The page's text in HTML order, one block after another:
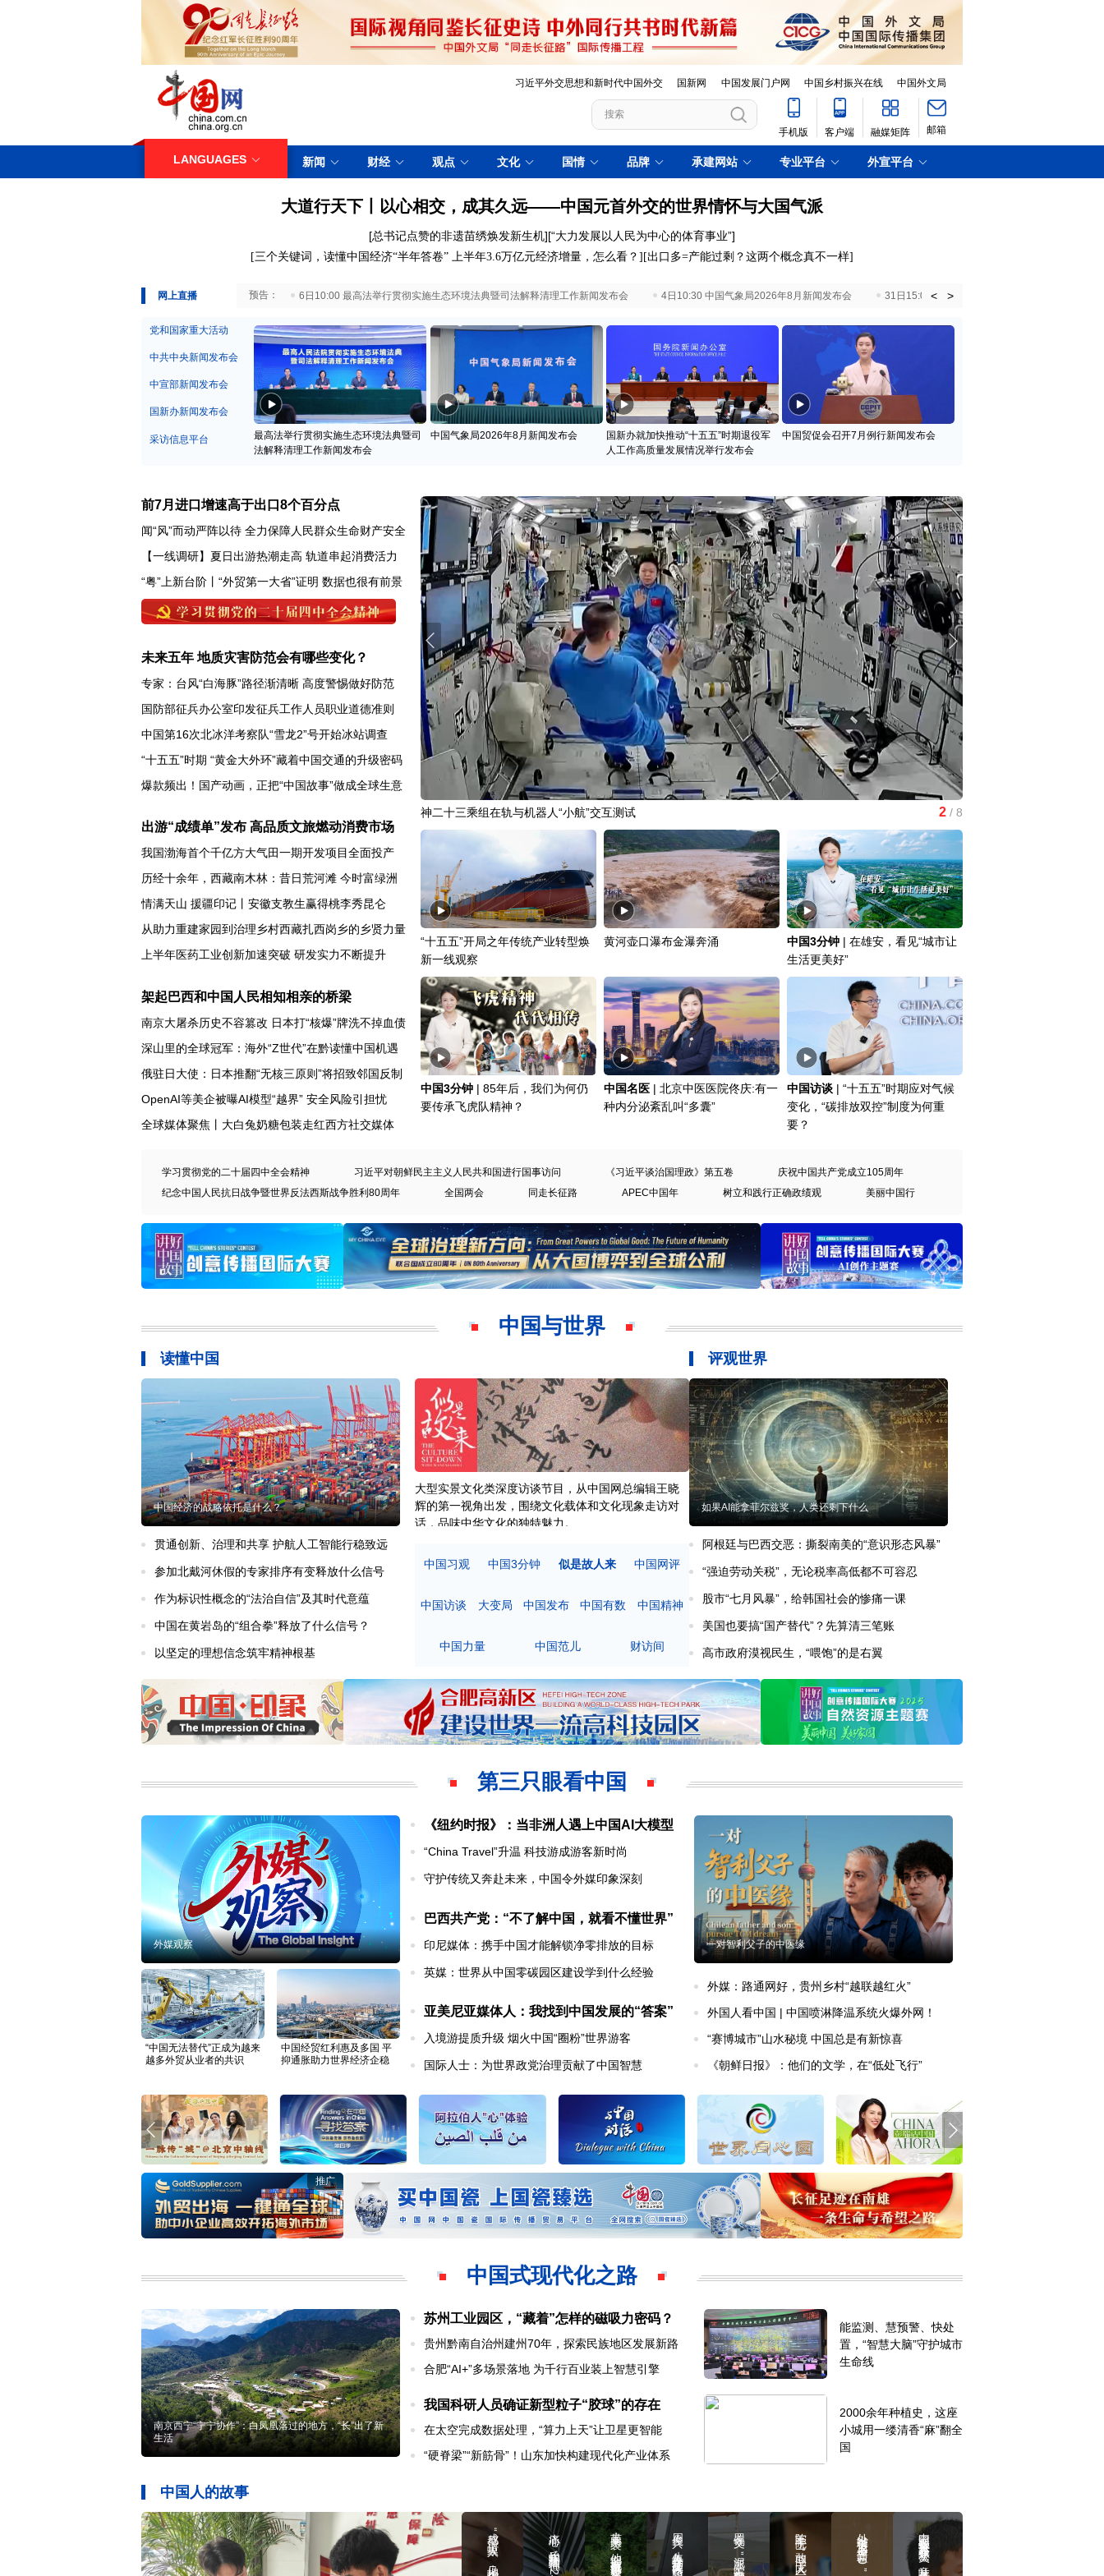
习近平外交思想和新时代中国外交 国新网 中国发展门户网 中国乡村振兴在线 中国外文局
手机版 客户端 融媒矩阵 邮箱
LANGUAGES 新闻 财经 观点 文化 国情 品牌 承建网站 专业平台 外宣平台
大道行天下丨以心相交，成其久远——中国元首外交的世界情怀与大国气派
[总书记点赞的非遗苗绣焕发新生机][“大力发展以人民为中心的体育事业”]
[三个关键词，读懂中国经济“半年答卷” 上半年3.6万亿元经济增量，怎么看？ ][出口多=产能过剩？这两个概念真不一样]
网上直播
29日10:00 国务院台湾事务办公室7月29日举行新闻发布会 6日10:00 最高法举行贯彻实施生态环境法典暨司法解释清理工作新闻发布会 4日10:30 中国气象局2026年8月新闻发布会 31日15:00 国新办就加快推动“十五五”时期退役
< >
党和国家重大活动
中共中央新闻发布会
中宣部新闻发布会
国新办新闻发布会
采访信息平台
最高法举行贯彻实施生态环境法典暨司
法解释清理工作新闻发布会
中国气象局2026年8月新闻发布会
国新办就加快推动“十五五”时期退役军
人工作高质量发展情况举行发布会
中国贸促会召开7月例行新闻发布会
前7月进口增速高于出口8个百分点
闻“风”而动严阵以待 全力保障人民群众生命财产安全
【一线调研】夏日出游热潮走高 轨道串起消费活力
“粤”上新台阶丨“外贸第一大省”证明 数据也很有前景
未来五年 地质灾害防范会有哪些变化？
专家：台风“白海豚”路径渐清晰 高度警惕做好防范
国防部征兵办公室印发征兵工作人员职业道德准则
中国第16次北冰洋考察队“雪龙2”号开始冰站调查
“十五五”时期 “黄金大外环”藏着中国交通的升级密码
爆款频出！国产动画，正把“中国故事”做成全球生意
出游“成绩单”发布 高品质文旅燃动消费市场
我国渤海首个千亿方大气田一期开发项目全面投产
历经十余年，西藏南木林：昔日荒河滩 今时富绿洲
情满天山 援疆印记丨安徽支教生赢得桃李秀昆仑
从助力重建家园到治理乡村西藏扎西岗乡的乡贤力量
上半年医药工业创新加速突破 研发实力不断提升
架起巴西和中国人民相知相亲的桥梁
南京大屠杀历史不容篡改 日本打“核爆”牌洗不掉血债
深山里的全球冠军：海外“Z世代”在黔读懂中国机遇
俄驻日大使：日本推翻“无核三原则”将招致邻国反制
OpenAI等美企被曝AI模型“越界” 安全风险引担忧
全球媒体聚焦丨大白兔奶糖包装走红西方社交媒体
我国渤海首个千亿方大气田Ⅰ期开发项目全面投产 3 / 8
“十五五”开局之年传统产业转型焕
新一线观察
黄河壶口瀑布金瀑奔涌 中国3分钟 | 在雄安，看见“城市让
生活更美好”
中国3分钟 | 85年后，我们为何仍
要传承飞虎队精神？
中国名医 | 北京中医医院佟庆:有一
种内分泌紊乱叫“多囊”
中国访谈 | “十五五”时期应对气候
变化，“碳排放双控”制度为何重
要？
学习贯彻党的二十届四中全会精神 习近平对朝鲜民主主义人民共和国进行国事访问 《习近平谈治国理政》第五卷
庆祝中国共产党成立105周年
纪念中国人民抗日战争暨世界反法西斯战争胜利80周年
全国两会 同走长征路 APEC中国年 树立和践行正确政绩观 美丽中国行
中国与世界
读懂中国
中国经济的战略依托是什么？
贯通创新、治理和共享 护航人工智能行稳致远
参加北戴河休假的专家排序有变释放什么信号
作为标识性概念的“法治自信”及其时代意蕴
中国在黄岩岛的“组合拳”释放了什么信号？
以坚定的理想信念筑牢精神根基
大型实景文化类深度访谈节目，从中国网总编辑王晓
辉的第一视角出发，围绕文化载体和文化现象走访对
话，品味中华文化的独特魅力。
中国习观 中国3分钟 似是故人来 中国网评
中国访谈 大变局 中国发布 中国有数 中国精神
中国力量 中国范儿 财访间
评观世界
如果AI能拿菲尔兹奖，人类还剩下什么
阿根廷与巴西交恶：撕裂南美的“意识形态风暴”
“强迫劳动关税”，无论税率高低都不可容忍
股市“七月风暴”，给韩国社会的惨痛一课
美国也要搞“国产替代”？先算清三笔账
高市政府漠视民生，“喂饱”的是右翼
第三只眼看中国
外媒观察
“中国无法替代”正成为越来
越多外贸从业者的共识
中国经贸红利惠及多国 平
抑通胀助力世界经济企稳
《纽约时报》：当非洲人遇上中国AI大模型
“China Travel”升温 科技游成游客新时尚
守护传统又奔赴未来，中国令外媒印象深刻
巴西共产党：“不了解中国，就看不懂世界”
印尼媒体：携手中国才能解锁净零排放的目标
英媒：世界从中国零碳园区建设学到什么经验
亚美尼亚媒体人：我找到中国发展的“答案”
入境游提质升级 烟火中国“圈粉”世界游客
国际人士：为世界政党治理贡献了中国智慧
一对智利父子的中医缘
外媒：路通网好，贵州乡村“越联越红火”
外国人看中国 | 中国喷淋降温系统火爆外网！
“赛博城市”山水秘境 中国总是有新惊喜
《朝鲜日报》：他们的文学，在“低处飞行”
推广
中国式现代化之路
南京西宁“宁宁协作”：白凤凰落过的地方，“长”出了新
生活
苏州工业园区，“藏着”怎样的磁吸力密码？
贵州黔南自治州建州70年，探索民族地区发展新路
合肥“AI+”多场景落地 为千行百业装上智慧引擎
我国科研人员确证新型粒子“胶球”的存在
在太空完成数据处理，“算力上天”让卫星更智能
“硬脊梁”“新筋骨”！山东加快构建现代化产业体系
能监测、慧预警、快处
置，“智慧大脑”守护城市
生命线
2000余年种植史，这座
小城用一缕清香“麻”翻全
国
中国人的故事
暴雨来袭，他们穿着拖鞋挺进受灾村 周俊兵：八年青春守护蒙内铁路“信息生命线” 罗锡文：“泥腿”院士办起智慧农场 陈军院士：敢闯“无人区” 解决真问题 中国籍数学家首获菲尔兹奖，意味着什么